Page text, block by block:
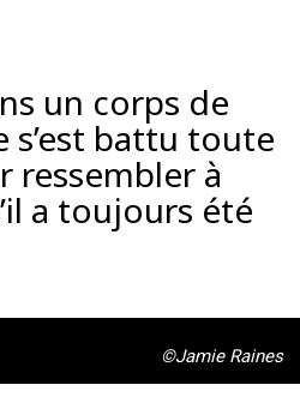
un corps de
s’est battu toute
ressembler à
a toujours été
©Jamie Raines